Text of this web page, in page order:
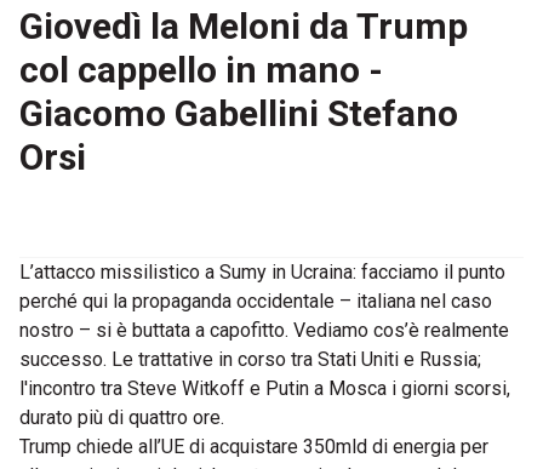
Giovedì la Meloni da Trump
col cappello in mano -
Giacomo Gabellini Stefano
Orsi
L’attacco missilistico a Sumy in Ucraina: facciamo il punto
perché qui la propaganda occidentale – italiana nel caso
nostro – si è buttata a capofitto. Vediamo cos’è realmente
successo. Le trattative in corso tra Stati Uniti e Russia;
l'incontro tra Steve Witkoff e Putin a Mosca i giorni scorsi,
durato più di quattro ore.
Trump chiede all’UE di acquistare 350mld di energia per